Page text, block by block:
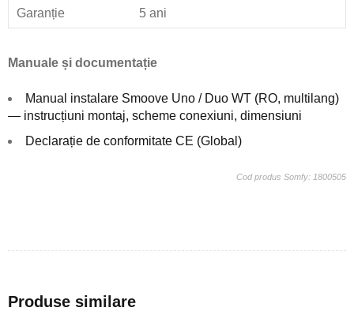
Garanție 5 ani
Manuale și documentație
Manual instalare Smoove Uno / Duo WT (RO, multilang)
— instrucțiuni montaj, scheme conexiuni, dimensiuni
Declarație de conformitate CE (Global)
Cod produs Somfy: 1800505
Produse similare